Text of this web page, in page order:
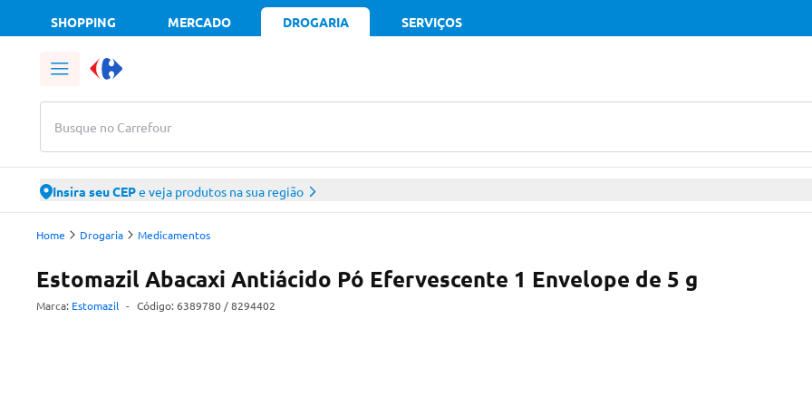
SHOPPING MERCADO DROGARIA SERVIÇOS
Busque no Carrefour
Insira seu CEPe veja produtos na sua região
Home Drogaria Medicamentos
Estomazil Abacaxi Antiácido Pó Efervescente 1 Envelope de 5 g
Marca: Estomazil - Código: 6389780 / 8294402